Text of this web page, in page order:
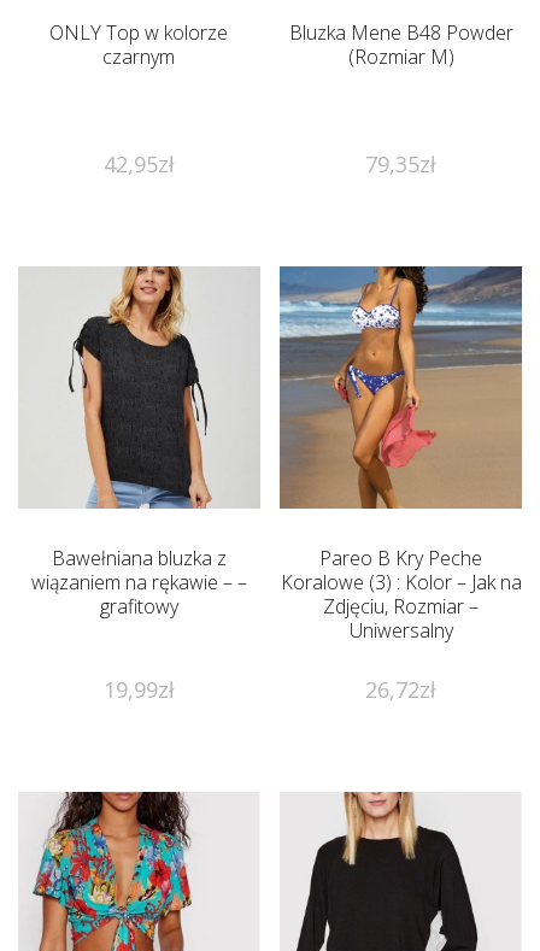
ONLY Top w kolorze
czarnym
42,95zł
Bluzka Mene B48 Powder
(Rozmiar M)
79,35zł
Bawełniana bluzka z
wiązaniem na rękawie – –
grafitowy
19,99zł
Pareo B Kry Peche
Koralowe (3) : Kolor – Jak na
Zdjęciu, Rozmiar –
Uniwersalny
26,72zł